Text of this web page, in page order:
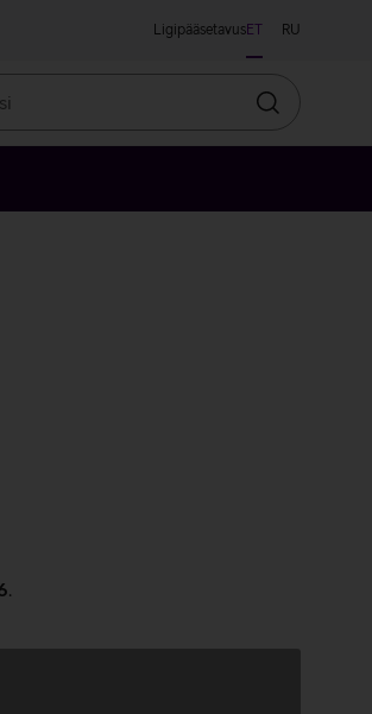
LigipääsetavusET RU
Otsin